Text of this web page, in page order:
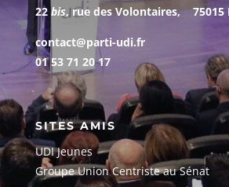
22 bis, rue des Volontaires, 75015
contact@parti-udi.fr
01 53 71 20 17
SITES AMIS
UDI Jeunes
Groupe Union Centriste au Sénat